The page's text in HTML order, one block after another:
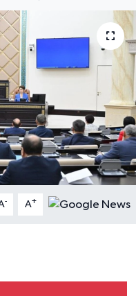
- A+